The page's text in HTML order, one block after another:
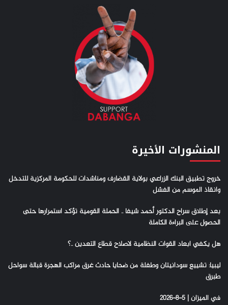
المنشورات الأخيرة
خروج تطبيق البنك الزراعي بولاية القضارف ومناشدات للحكومة المركزية للتدخل
وانقاذ الموسم من الفشل
بعد إطلاق سراح الدكتور أحمد شيفا .. الحملة القومية تؤكد استمرارها حتى
الحصول على البراءة الكاملة
هل يكفي ابعاد القوات النظامية لاصلاح قطاع التعدين ..؟
ليبيا: تشييع سودانيتان وطفلة من ضحايا حادث غرق مراكب الهجرة قبالة سواحل
طبرق
في الميزان | 5-8-2026